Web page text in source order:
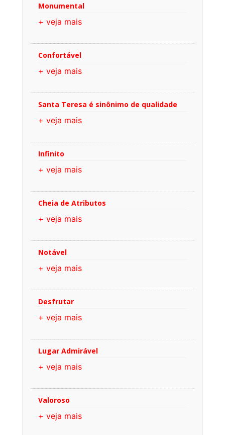
Monumental
+ veja mais
Confortável
+ veja mais
Santa Teresa é sinônimo de qualidade
+ veja mais
Infinito
+ veja mais
Cheia de Atributos
+ veja mais
Notável
+ veja mais
Desfrutar
+ veja mais
Lugar Admirável
+ veja mais
Valoroso
+ veja mais